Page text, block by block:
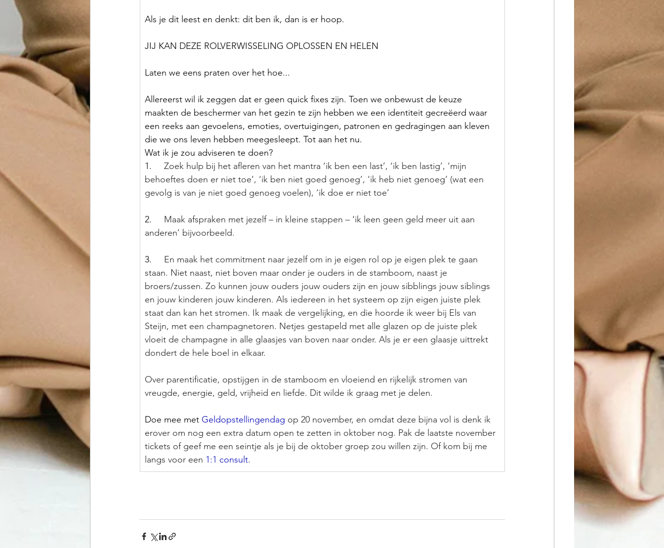
Als je dit leest en denkt: dit ben ik, dan is er hoop.
JIJ KAN DEZE ROLVERWISSELING OPLOSSEN EN HELEN
Laten we eens praten over het hoe...
Allereerst wil ik zeggen dat er geen quick fixes zijn. Toen we onbewust de keuze
maakten de beschermer van het gezin te zijn hebben we een identiteit gecreëerd waar
een reeks aan gevoelens, emoties, overtuigingen, patronen en gedragingen aan kleven
die we ons leven hebben meegesleept. Tot aan het nu.
Wat ik je zou adviseren te doen?
1.
Zoek hulp bij het afleren van het mantra ‘ik ben een last’, ‘ik ben lastig’, ‘mijn
behoeftes doen er niet toe’, ‘ik ben niet goed genoeg’, ‘ik heb niet genoeg’ (wat een
gevolg is van je niet goed genoeg voelen), ‘ik doe er niet toe’
2.
Maak afspraken met jezelf – in kleine stappen – ‘ik leen geen geld meer uit aan
anderen’ bijvoorbeeld.
3.
En maak het commitment naar jezelf om in je eigen rol op je eigen plek te gaan
staan. Niet naast, niet boven maar onder je ouders in de stamboom, naast je
broers/zussen. Zo kunnen jouw ouders jouw ouders zijn en jouw sibblings jouw siblings
en jouw kinderen jouw kinderen. Als iedereen in het systeem op zijn eigen juiste plek
staat dan kan het stromen. Ik maak de vergelijking, en die hoorde ik weer bij Els van
Steijn, met een champagnetoren. Netjes gestapeld met alle glazen op de juiste plek
vloeit de champagne in alle glaasjes van boven naar onder. Als je er een glaasje uittrekt
dondert de hele boel in elkaar.
Over parentificatie, opstijgen in de stamboom en vloeiend en rijkelijk stromen van
vreugde, energie, geld, vrijheid en liefde. Dit wilde ik graag met je delen.
Doe mee met Geldopstellingendag op 20 november, en omdat deze bijna vol is denk ik
erover om nog een extra datum open te zetten in oktober nog. Pak de laatste november
tickets of geef me een seintje als je bij de oktober groep zou willen zijn. Of kom bij me
langs voor een 1:1 consult.